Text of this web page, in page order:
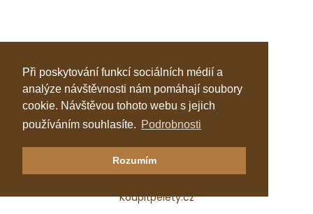
Při poskytování funkcí sociálních médií a
analýze návštěvnosti nám pomáhají soubory
cookie. Návštěvou tohoto webu s jejich
používáním souhlasíte. Podrobnosti
Rozumím
Klastr Česká peleta
Katalog topenářů
Koupitpelety.cz